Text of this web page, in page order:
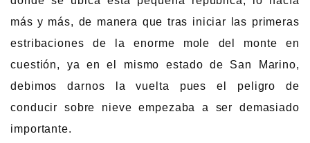
más y más, de manera que tras iniciar las primeras
estribaciones de la enorme mole del monte en
cuestión, ya en el mismo estado de San Marino,
debimos darnos la vuelta pues el peligro de
conducir sobre nieve empezaba a ser demasiado
importante.